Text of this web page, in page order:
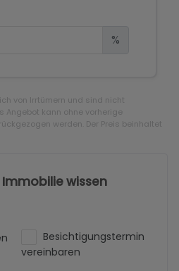
%
von Irrtümern und sind nicht
Angebot kann ohne vorherige
werden. Der Preis beinhaltet
wissen
Besichtigungstermin
vereinbaren